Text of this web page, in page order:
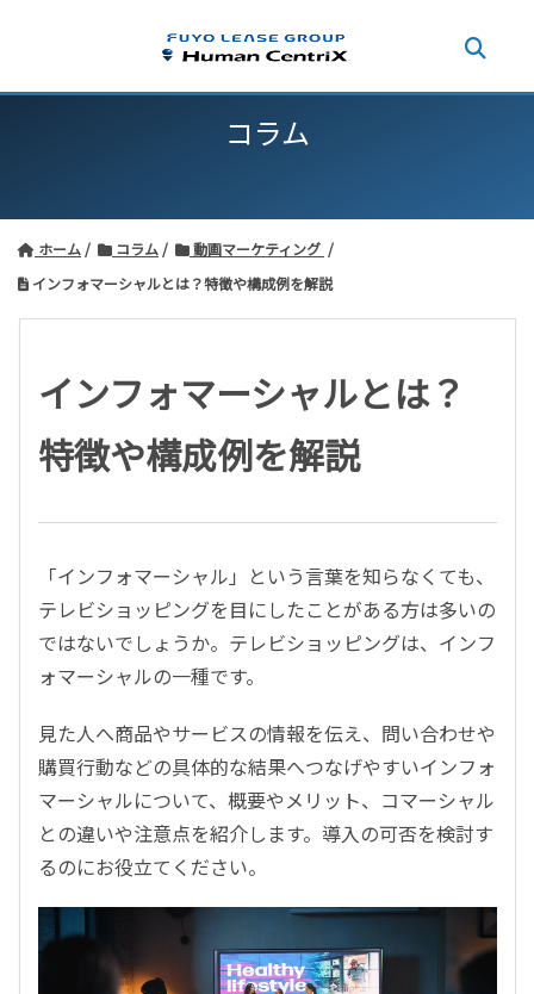
コラム
ホーム コラム
動画マーケティング
インフォマーシャルとは？特徴や構成例を解説
インフォマーシャルとは？
特徴や構成例を解説
「インフォマーシャル」という言葉を知らなくても、
テレビショッピングを目にしたことがある方は多いの
ではないでしょうか。テレビショッピングは、インフ
ォマーシャルの一種です。
見た人へ商品やサービスの情報を伝え、問い合わせや
購買行動などの具体的な結果へつなげやすいインフォ
マーシャルについて、概要やメリット、コマーシャル
との違いや注意点を紹介します。導入の可否を検討す
るのにお役立てください。